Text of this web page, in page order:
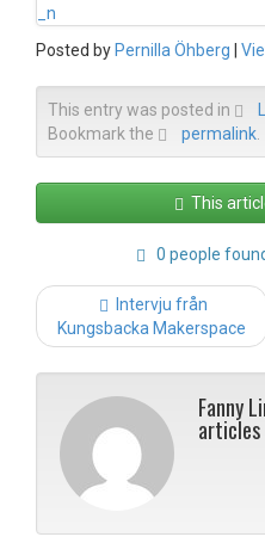
Posted by Pernilla Öhberg
This entry was posted in
Bookmark the
permalink
This
0 people
Intervju från
Kungsbacka Makerspace
Fanny
articles